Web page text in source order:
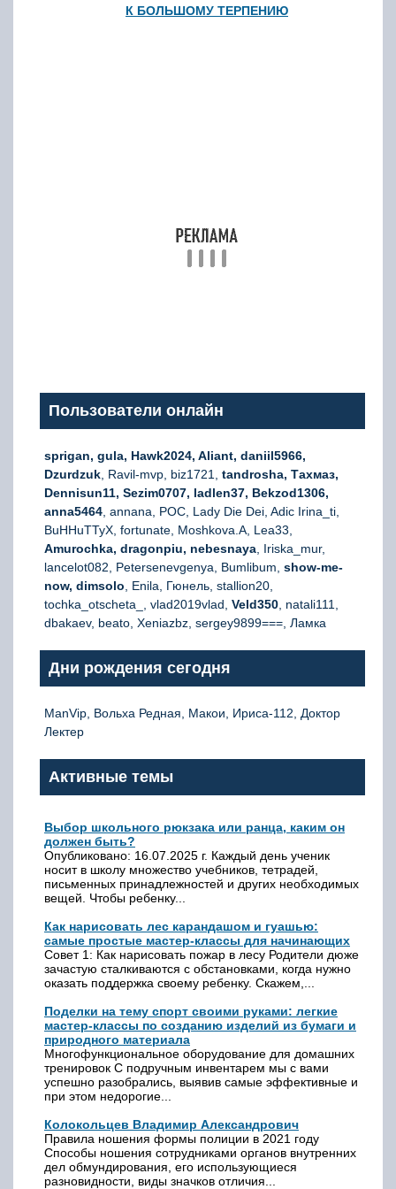
К БОЛЬШОМУ ТЕРПЕНИЮ
Пользователи онлайн
sprigan, gula, Hawk2024, Aliant, daniil5966,
Dzurdzuk , Ravil-mvp, biz1721, tandrosha, Тахмаз,
Dennisun11, Sezim0707, ladlen37, Bekzod1306,
anna5464 , annana, РОС, Lady Die Dei, Adic Irina_ti,
BuHHuTTyX, fortunate, Moshkova.A, Lea33,
Amurochka, dragonpiu, nebesnaya , Iriska_mur,
lancelot082, Petersenevgenya, Bumlibum, show-me-
now, dimsolo , Enila, Гюнель, stallion20,
tochka_otscheta_, vlad2019vlad, Veld350 , natali111,
dbakaev, beato, Xeniazbz, sergey9899===, Ламка
Дни рождения сегодня
ManVip, Вольха Редная, Макои, Ириса-112, Доктор
Лектер
Активные темы
Выбор школьного рюкзака или ранца, каким он
должен быть?
Опубликовано: 16.07.2025 г. Каждый день ученик
носит в школу множество учебников, тетрадей,
письменных принадлежностей и других необходимых
вещей. Чтобы ребенку...
Как нарисовать лес карандашом и гуашью:
самые простые мастер-классы для начинающих
Совет 1: Как нарисовать пожар в лесу Родители дюже
зачастую сталкиваются с обстановками, когда нужно
оказать поддержка своему ребенку. Скажем,...
Поделки на тему спорт своими руками: легкие
мастер-классы по созданию изделий из бумаги и
природного материала
Многофункциональное оборудование для домашних
тренировок С подручным инвентарем мы с вами
успешно разобрались, выявив самые эффективные и
при этом недорогие...
Колокольцев Владимир Александрович
Правила ношения формы полиции в 2021 году
Способы ношения сотрудниками органов внутренних
дел обмундирования, его использующиеся
разновидности, виды значков отличия...